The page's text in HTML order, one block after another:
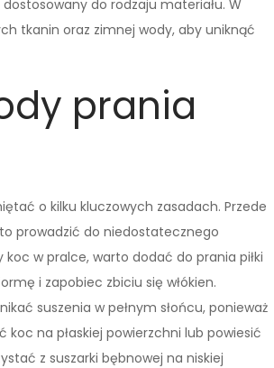
do rodzaju materiału. W
tkanin oraz zimnej wody, aby uniknąć
prania
o kilku kluczowych zasadach. Przede
prowadzić do niedostatecznego
w pralce, warto dodać do prania piłki
i zapobiec zbiciu się włókien.
suszenia w pełnym słońcu, ponieważ
na płaskiej powierzchni lub powiesić
z suszarki bębnowej na niskiej